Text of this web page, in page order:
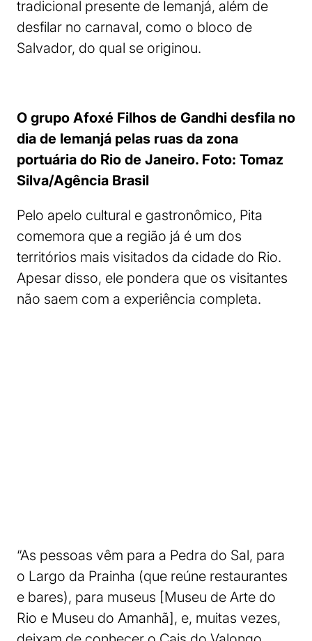
tradicional presente de Iemanjá, além de
desfilar no carnaval, como o bloco de
Salvador, do qual se originou.
O grupo Afoxé Filhos de Gandhi desfila no
dia de Iemanjá pelas ruas da zona
portuária do Rio de Janeiro. Foto: Tomaz
Silva/Agência Brasil
Pelo apelo cultural e gastronômico, Pita
comemora que a região já é um dos
territórios mais visitados da cidade do Rio.
Apesar disso, ele pondera que os visitantes
não saem com a experiência completa.
“As pessoas vêm para a Pedra do Sal, para
o Largo da Prainha (que reúne restaurantes
e bares), para museus [Museu de Arte do
Rio e Museu do Amanhã], e, muitas vezes,